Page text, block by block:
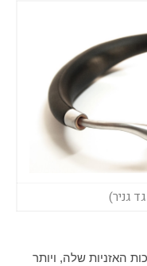
האזניות שלה, ויותר